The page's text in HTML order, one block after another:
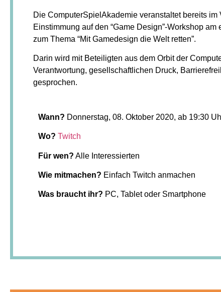
Die ComputerSpielAkademie veranstaltet bereits
Einstimmung auf den “Game Design”-Workshop
zum Thema “Mit Gamedesign die Welt retten”.
Darin wird mit Beteiligten aus dem Orbit der
Verantwortung, gesellschaftlichen Druck,
gesprochen.
Wann? Donnerstag, 08. Oktober 2020, ab 19:30
Wo? Twitch
Für wen? Alle Interessierten
Wie mitmachen? Einfach Twitch anmachen
Was braucht ihr? PC, Tablet oder Smartphone